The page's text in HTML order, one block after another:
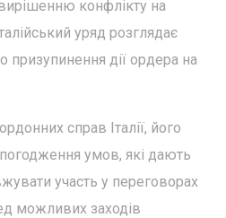
конфлікту на
уряд розглядає
призупинення дії ордера на
справ Італії, його
умов, які дають
участь у переговорах
можливих заходів